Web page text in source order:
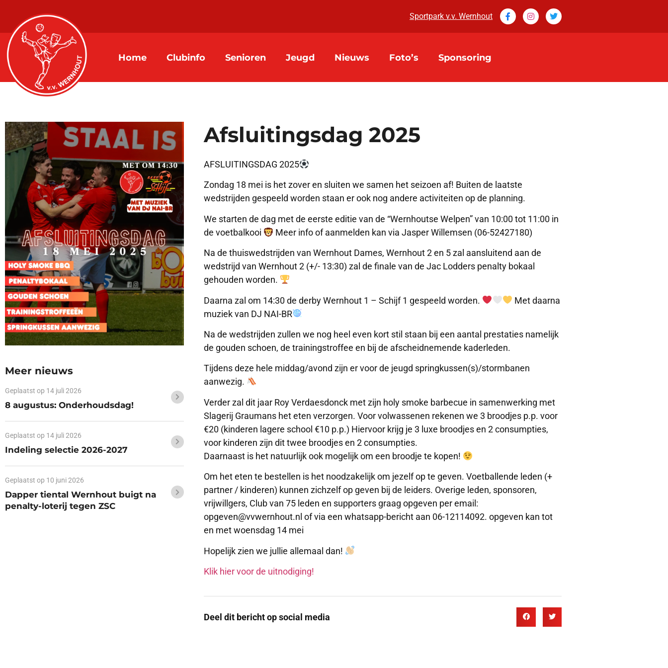
Sportpark v.v. Wernhout
Home Clubinfo Senioren Jeugd Nieuws Foto’s Sponsoring
Meer nieuws
Geplaatst op 14 juli 2026
8 augustus: Onderhoudsdag!
Geplaatst op 14 juli 2026
Indeling selectie 2026-2027
Geplaatst op 10 juni 2026
Dapper tiental Wernhout buigt na
penalty-loterij tegen ZSC
Afsluitingsdag 2025
AFSLUITINGSDAG 2025
Zondag 18 mei is het zover en sluiten we samen het seizoen af! Buiten de laatste
wedstrijden gespeeld worden staan er ook nog andere activiteiten op de planning.
We starten de dag met de eerste editie van de “Wernhoutse Welpen” van 10:00 tot 11:00 in
de voetbalkooi
Meer info of aanmelden kan via Jasper Willemsen (06-52427180)
Na de thuiswedstrijden van Wernhout Dames, Wernhout 2 en 5 zal aansluitend aan de
wedstrijd van Wernhout 2 (+/- 13:30) zal de finale van de Jac Lodders penalty bokaal
gehouden worden.
Daarna zal om 14:30 de derby Wernhout 1 – Schijf 1 gespeeld worden.
Met daarna
muziek van DJ NAI-BR
Na de wedstrijden zullen we nog heel even kort stil staan bij een aantal prestaties namelijk
de gouden schoen, de trainingstroffee en bij de afscheidnemende kaderleden.
Tijdens deze hele middag/avond zijn er voor de jeugd springkussen(s)/stormbanen
aanwezig.
Verder zal dit jaar Roy Verdaesdonck met zijn holy smoke barbecue in samenwerking met
Slagerij Graumans het eten verzorgen. Voor volwassenen rekenen we 3 broodjes p.p. voor
€20 (kinderen lagere school €10 p.p.) Hiervoor krijg je 3 luxe broodjes en 2 consumpties,
voor kinderen zijn dit twee broodjes en 2 consumpties.
Daarnaast is het natuurlijk ook mogelijk om een broodje te kopen!
Om het eten te bestellen is het noodzakelijk om jezelf op te geven. Voetballende leden (+
partner / kinderen) kunnen zichzelf op geven bij de leiders. Overige leden, sponsoren,
vrijwillgers, Club van 75 leden en supporters graag opgeven per email:
opgeven@vvwernhout.nl of via een whatsapp-bericht aan 06-12114092. opgeven kan tot
en met woensdag 14 mei
Hopelijk zien we jullie allemaal dan!
Klik hier voor de uitnodiging!
Deel dit bericht op social media